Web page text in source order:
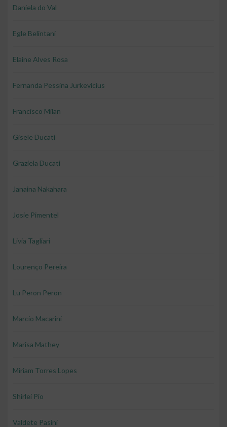
Daniela do Val
Egle Belintani
Elaine Alves Rosa
Fernanda Pessina Jurkevicius
Francisco Milan
Gisele Ducati
Graziela Ducati
Janaina Nakahara
Josie Pimentel
Livia Tagliari
Lourenço Pereira
Lu Peron Peron
Marcio Macarini
Marisa Mathey
Miriam Torres Lopes
Shirlei Pio
Valdete Pasini